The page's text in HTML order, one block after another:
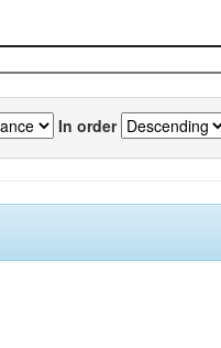
In order